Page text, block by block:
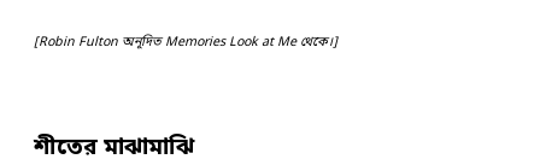
[Robin Fulton অনূদিত Memories Look at Me থেকে।]
শীতের মাঝামাঝি